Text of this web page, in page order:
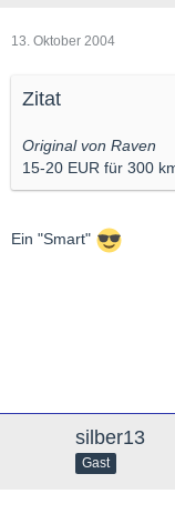
13. Oktober 2004
Zitat
Original von Raven
15-20 EUR für 300
Ein "Smart"
silber13
Gast